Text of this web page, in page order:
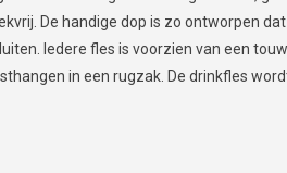
De handige dop is zo ontworpen
Iedere fles is voorzien van een
in een rugzak. De drinkfles